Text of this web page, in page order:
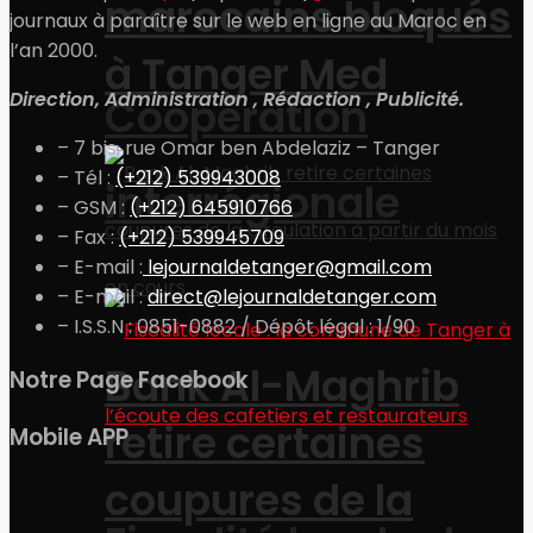
marocains bloqués
à Tanger Med
Bank Al-Maghrib
retire certaines
coupures de la
Coopération
interrégionale
journaux à paraître sur le web en ligne au Maroc en
l’an 2000.
Direction, Administration , Rédaction , Publicité.
– 7 bis, rue Omar ben Abdelaziz – Tanger
– Tél : (+212) 539943008
– GSM : (+212) 645910766
– Fax :(+212) 539945709
– E-mail : lejournaldetanger@gmail.com
– E-mail :direct@lejournaldetanger.com
– I.S.S.N : 0851-0882 / Dépôt légal : 1/90
Notre Page Facebook
Mobile APP